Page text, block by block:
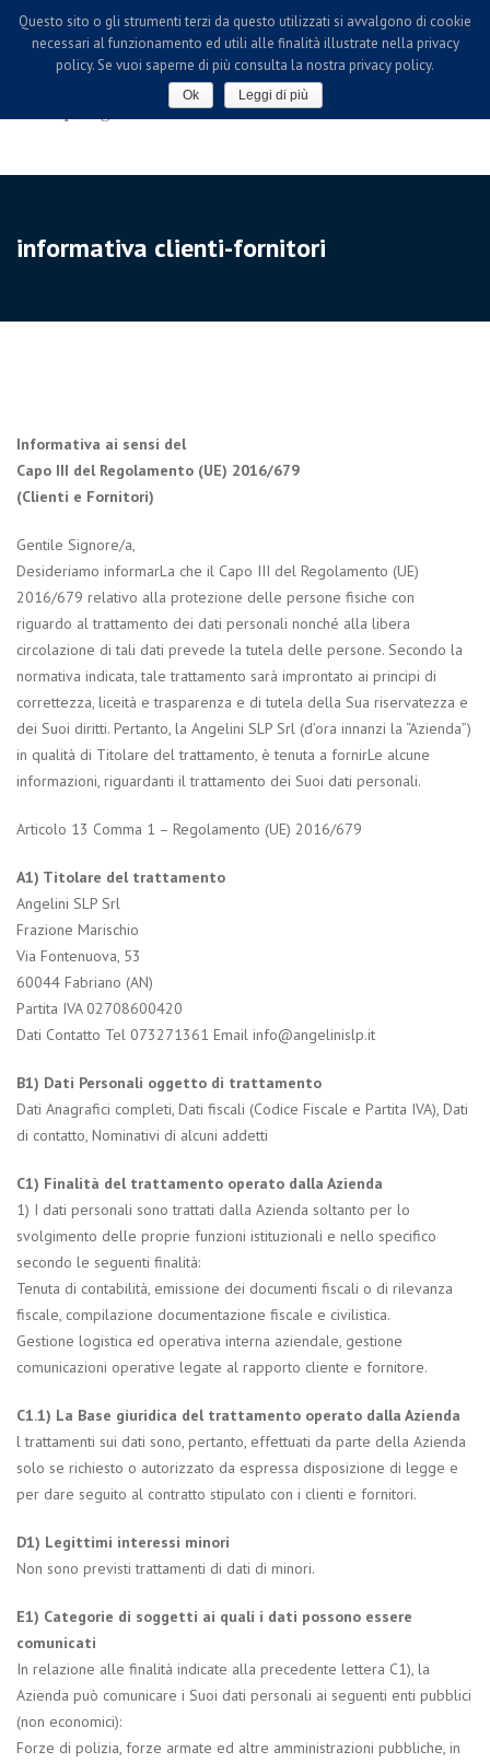
informativa clienti-fornitori
Informativa ai sensi del
Capo III del Regolamento (UE) 2016/679
(Clienti e Fornitori)
Gentile Signore/a,
Desideriamo informarLa che il Capo III del Regolamento (UE)
2016/679 relativo alla protezione delle persone fisiche con
riguardo al trattamento dei dati personali nonché alla libera
circolazione di tali dati prevede la tutela delle persone. Secondo la
normativa indicata, tale trattamento sarà improntato ai principi di
correttezza, liceità e trasparenza e di tutela della Sua riservatezza e
dei Suoi diritti. Pertanto, la Angelini SLP Srl (d’ora innanzi la “Azienda”)
in qualità di Titolare del trattamento, è tenuta a fornirLe alcune
informazioni, riguardanti il trattamento dei Suoi dati personali.
Articolo 13 Comma 1 – Regolamento (UE) 2016/679
A1) Titolare del trattamento
Angelini SLP Srl
Frazione Marischio
Via Fontenuova, 53
60044 Fabriano (AN)
Partita IVA 02708600420
Dati Contatto Tel 073271361 Email info@angelinislp.it
B1) Dati Personali oggetto di trattamento
Dati Anagrafici completi, Dati fiscali (Codice Fiscale e Partita IVA), Dati
di contatto, Nominativi di alcuni addetti
C1) Finalità del trattamento operato dalla Azienda
1) I dati personali sono trattati dalla Azienda soltanto per lo
svolgimento delle proprie funzioni istituzionali e nello specifico
secondo le seguenti finalità:
Tenuta di contabilità, emissione dei documenti fiscali o di rilevanza
fiscale, compilazione documentazione fiscale e civilistica.
Gestione logistica ed operativa interna aziendale, gestione
comunicazioni operative legate al rapporto cliente e fornitore.
C1.1) La Base giuridica del trattamento operato dalla Azienda
l trattamenti sui dati sono, pertanto, effettuati da parte della Azienda
solo se richiesto o autorizzato da espressa disposizione di legge e
per dare seguito al contratto stipulato con i clienti e fornitori.
D1) Legittimi interessi minori
Non sono previsti trattamenti di dati di minori.
E1) Categorie di soggetti ai quali i dati possono essere
comunicati
In relazione alle finalità indicate alla precedente lettera C1), la
Azienda può comunicare i Suoi dati personali ai seguenti enti pubblici
(non economici):
Forze di polizia, forze armate ed altre amministrazioni pubbliche, in
Questo sito o gli strumenti terzi da questo utilizzati si avvalgono di cookie
necessari al funzionamento ed utili alle finalità illustrate nella privacy
policy. Se vuoi saperne di più consulta la nostra privacy policy.
Ok Leggi di più